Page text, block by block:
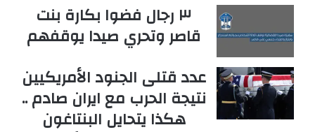
٣ رجال فضوا بكارة بنت
قاصر وتحري صيدا يوقفهم
عدد قتلى الجنود الأمريكيين
نتيجة الحرب مع ايران صادم ..
هكذا يتحايل البنتاغون